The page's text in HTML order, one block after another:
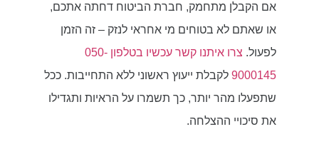
אם הקבלן מתחמק, חברת הביטוח דחתה אתכם,
או שאתם לא בטוחים מי אחראי לנזק – זה הזמן
לפעול.
צרו איתנו קשר עכשיו בטלפון 050-
9000145 לקבלת ייעוץ ראשוני ללא התחייבות. ככל
שתפעלו מהר יותר, כך תשמרו על הראיות ותגדילו
את סיכויי ההצלחה.